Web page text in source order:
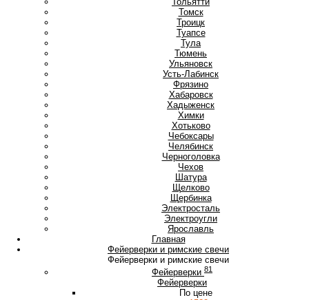
Томск
Троицк
Туапсе
Тула
Тюмень
Ульяновск
Усть-Лабинск
Фрязино
Хабаровск
Хадыженск
Химки
Хотьково
Чебоксары
Челябинск
Черноголовка
Чехов
Шатура
Щелково
Щербинка
Электросталь
Электроугли
Ярославль
Главная
Фейерверки и римские свечи
Фейерверки и римские свечи
Фейерверки 81
Фейерверки
По цене